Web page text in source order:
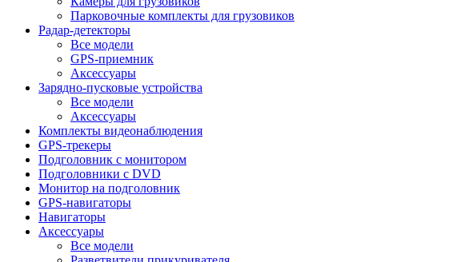
Парковочные комплекты для грузовиков
Радар-детекторы
Все модели
GPS-приемник
Аксессуары
Зарядно-пусковые устройства
Все модели
Аксессуары
Комплекты видеонаблюдения
GPS-трекеры
Подголовник с монитором
Подголовники с DVD
Монитор на подголовник
GPS-навигаторы
Навигаторы
Аксессуары
Все модели